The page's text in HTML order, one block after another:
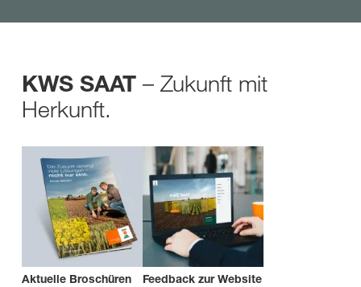
KWS SAAT – Zukunft mit
Herkunft.
Aktuelle Broschüren Feedback zur Website